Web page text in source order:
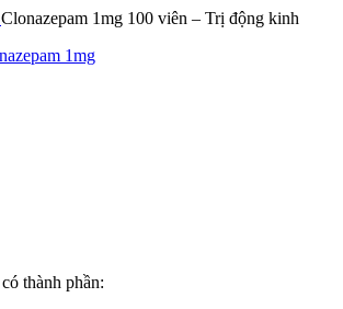
Clonazepam 1mg 100 viên – Trị động kinh
có thành phần: